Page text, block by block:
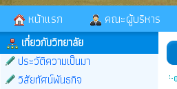
หน้าแรก คณะผู้บริหาร
เกี่ยวกับวิทยาลัย
ประวัติความเป็นมา
วิสัยทัศน์พันธกิจ